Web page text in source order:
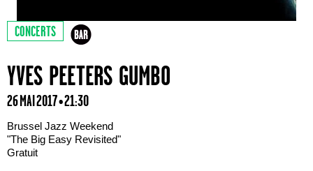
CONCERTS
YVES PEETERS GUMBO
26 MAI 2017 • 21:30
Brussel Jazz Weekend
"The Big Easy Revisited"
Gratuit